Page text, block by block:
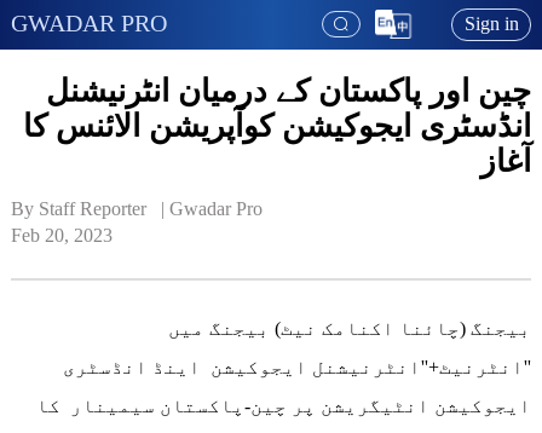
GWADAR PRO Sign in
چین اور پاکستان کے درمیان انٹرنیشنل
انڈسٹری ایجوکیشن کوآپریشن الائنس کا
آغاز
By Staff Reporter   | Gwadar Pro
Feb 20, 2023
بیجنگ (چائنا اکنامک نیٹ) بیجنگ میں
''انٹرنیٹ+''انٹرنیشنل ایجوکیشن اینڈ انڈسٹری
ایجوکیشن انٹیگریشن پر چین-پاکستان سیمینار کا